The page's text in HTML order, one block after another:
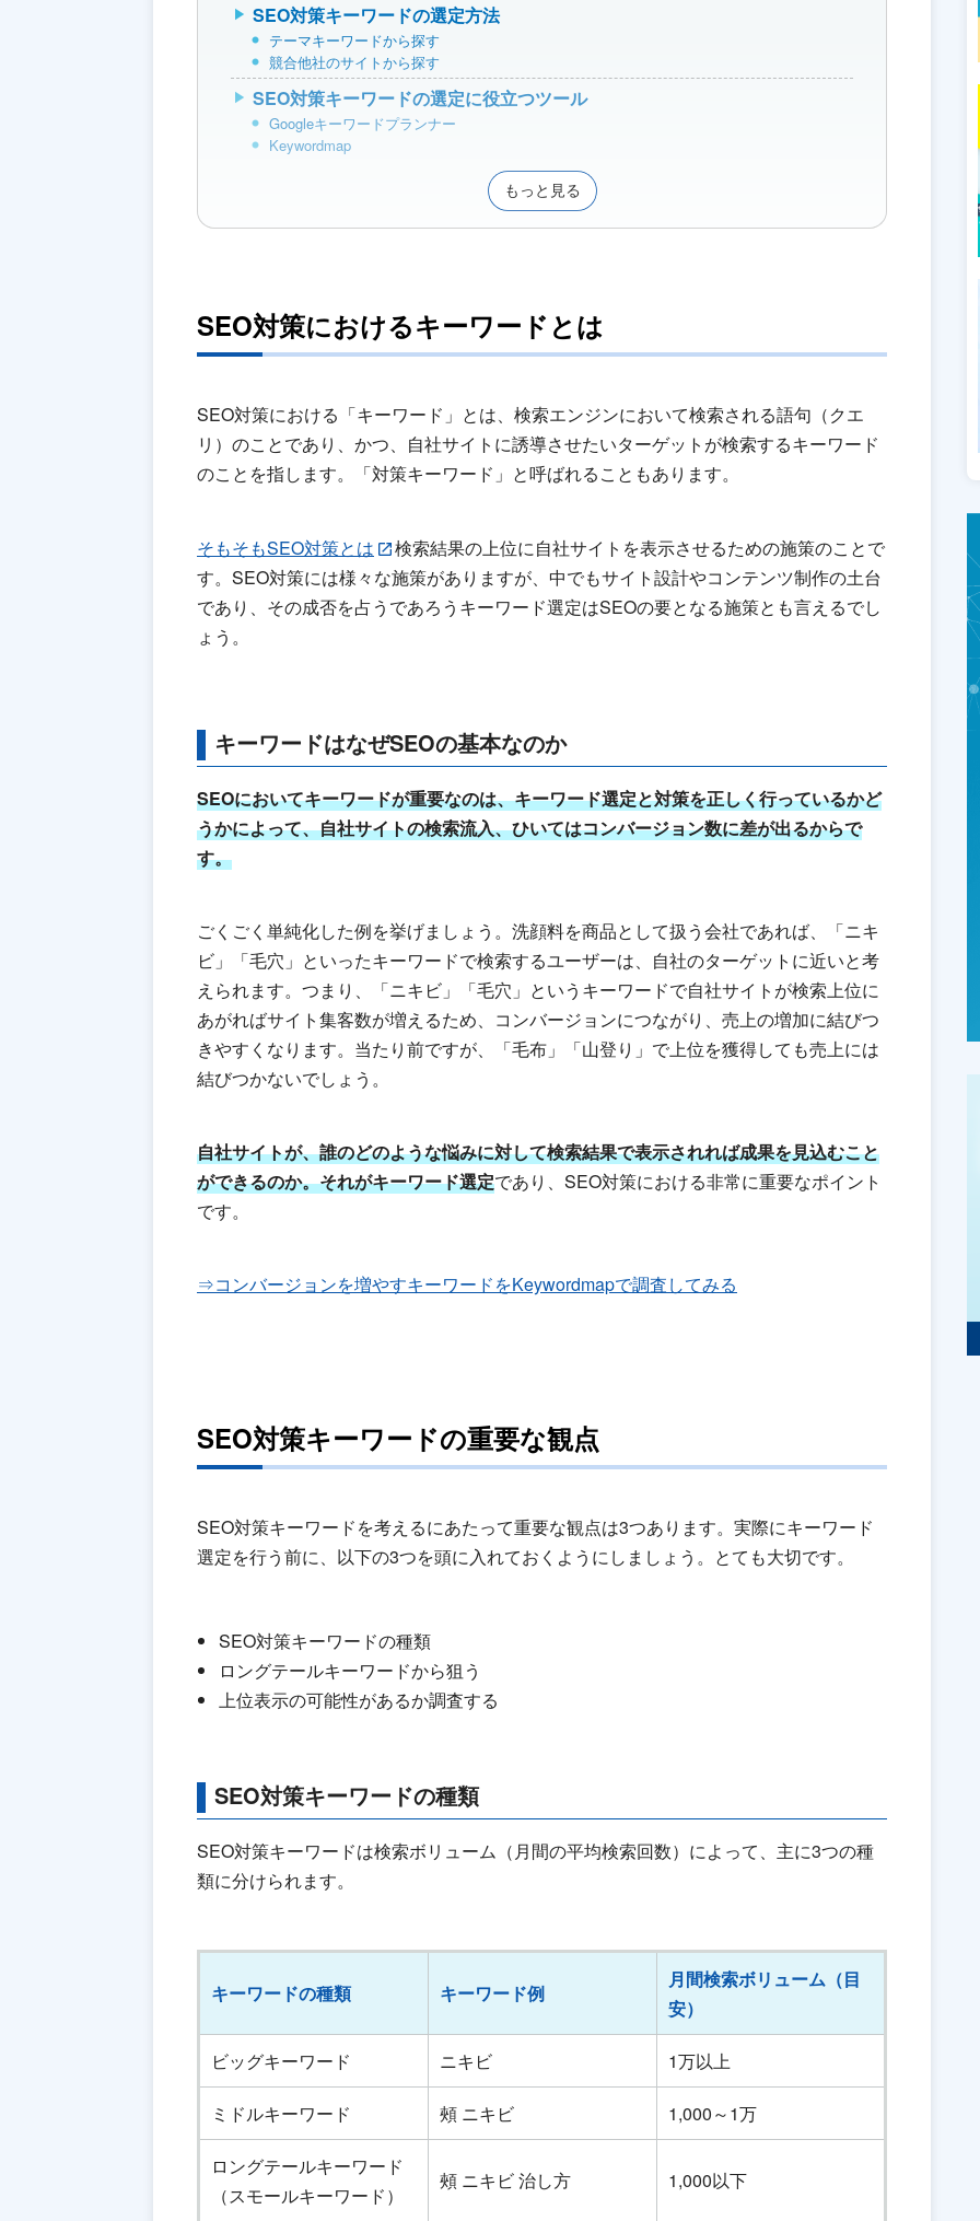
SEO対策キーワードの選定方法
テーマキーワードから探す
競合他社のサイトから探す
SEO対策キーワードの選定に役立つツール
Googleキーワードプランナー
Keywordmap
もっと見る
SEO対策におけるキーワードとは
SEO対策における「キーワード」とは、検索エンジンにおいて検索される語句（クエ
リ）のことであり、かつ、自社サイトに誘導させたいターゲットが検索するキーワード
のことを指します。「対策キーワード」と呼ばれることもあります。
そもそもSEO対策とは
検索結果の上位に自社サイトを表示させるための施策のことで
す。SEO対策には様々な施策がありますが、中でもサイト設計やコンテンツ制作の土台
であり、その成否を占うであろうキーワード選定はSEOの要となる施策とも言えるでし
ょう。
キーワードはなぜSEOの基本なのか
SEOにおいてキーワードが重要なのは、キーワード選定と対策を正しく行っているかど
うかによって、自社サイトの検索流入、ひいてはコンバージョン数に差が出るからで
す。
ごくごく単純化した例を挙げましょう。洗顔料を商品として扱う会社であれば、「ニキ
ビ」「毛穴」といったキーワードで検索するユーザーは、自社のターゲットに近いと考
えられます。つまり、「ニキビ」「毛穴」というキーワードで自社サイトが検索上位に
あがればサイト集客数が増えるため、コンバージョンにつながり、売上の増加に結びつ
きやすくなります。当たり前ですが、「毛布」「山登り」で上位を獲得しても売上には
結びつかないでしょう。
自社サイトが、誰のどのような悩みに対して検索結果で表示されれば成果を見込むこと
ができるのか。それがキーワード選定であり、SEO対策における非常に重要なポイント
です。
⇒コンバージョンを増やすキーワードをKeywordmapで調査してみる
SEO対策キーワードの重要な観点
SEO対策キーワードを考えるにあたって重要な観点は3つあります。実際にキーワード
選定を行う前に、以下の3つを頭に入れておくようにしましょう。とても大切です。
SEO対策キーワードの種類
ロングテールキーワードから狙う
上位表示の可能性があるか調査する
SEO対策キーワードの種類
SEO対策キーワードは検索ボリューム（月間の平均検索回数）によって、主に3つの種
類に分けられます。
キーワードの種類 キーワード例
月間検索ボリューム（目
安）
ビッグキーワード ニキビ 1万以上
ミドルキーワード 頰 ニキビ 1,000～1万
ロングテールキーワード
（スモールキーワード）
頰 ニキビ 治し方 1,000以下